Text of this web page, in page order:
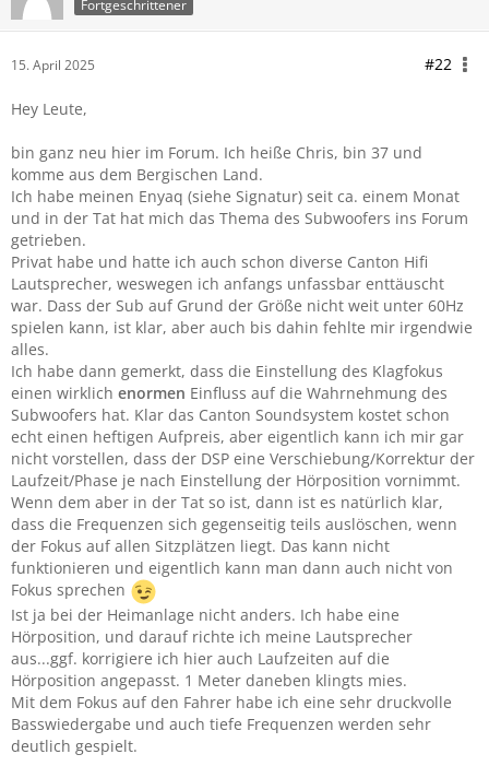
Fortgeschrittener
15. April 2025 #22
Hey Leute,
bin ganz neu hier im Forum. Ich heiße Chris, bin 37 und
komme aus dem Bergischen Land.
Ich habe meinen Enyaq (siehe Signatur) seit ca. einem Monat
und in der Tat hat mich das Thema des Subwoofers ins Forum
getrieben.
Privat habe und hatte ich auch schon diverse Canton Hifi
Lautsprecher, weswegen ich anfangs unfassbar enttäuscht
war. Dass der Sub auf Grund der Größe nicht weit unter 60Hz
spielen kann, ist klar, aber auch bis dahin fehlte mir irgendwie
alles.
Ich habe dann gemerkt, dass die Einstellung des Klagfokus
einen wirklich enormen Einfluss auf die Wahrnehmung des
Subwoofers hat. Klar das Canton Soundsystem kostet schon
echt einen heftigen Aufpreis, aber eigentlich kann ich mir gar
nicht vorstellen, dass der DSP eine Verschiebung/Korrektur der
Laufzeit/Phase je nach Einstellung der Hörposition vornimmt.
Wenn dem aber in der Tat so ist, dann ist es natürlich klar,
dass die Frequenzen sich gegenseitig teils auslöschen, wenn
der Fokus auf allen Sitzplätzen liegt. Das kann nicht
funktionieren und eigentlich kann man dann auch nicht von
Fokus sprechen
Ist ja bei der Heimanlage nicht anders. Ich habe eine
Hörposition, und darauf richte ich meine Lautsprecher
aus...ggf. korrigiere ich hier auch Laufzeiten auf die
Hörposition angepasst. 1 Meter daneben klingts mies.
Mit dem Fokus auf den Fahrer habe ich eine sehr druckvolle
Basswiedergabe und auch tiefe Frequenzen werden sehr
deutlich gespielt.